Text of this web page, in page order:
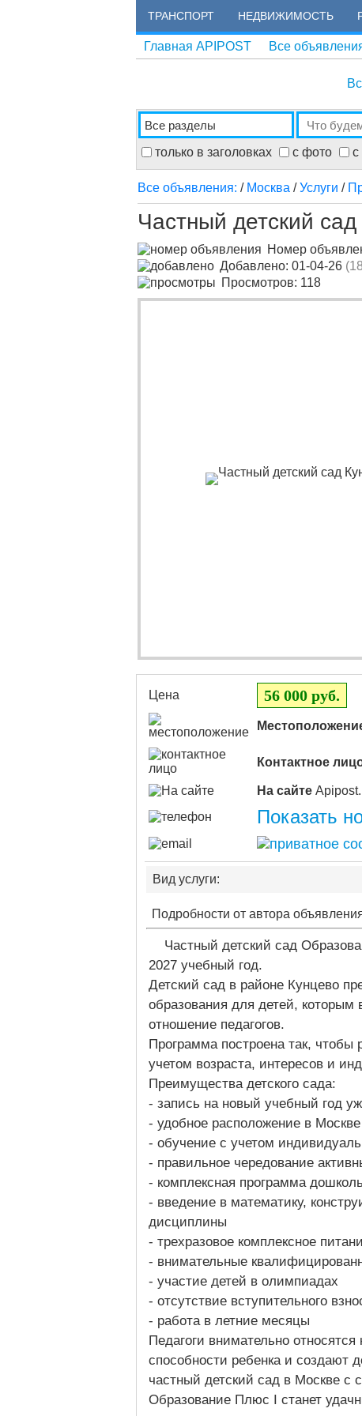
ТРАНСПОРТ НЕДВИЖИМОСТЬ
Главная APIPOST Все
только в заголовках с фото с
Все объявления: / Москва /Услуги /
Частный детский
Номер
Добавлено: 01-04-26
Просмотров: 118
Цена 56 000 руб.
Контактное
На сайте
Показать
Вид услуги:
Подробности от автора
Частный детский сад
2027 учебный год.
Детский сад в районе Кунцево
образования для детей,
отношение педагогов.
Программа построена так, чтобы
учетом возраста, интересов и
Преимущества детского сада:
- запись на новый учебный год
- удобное расположение в Москве
- обучение с учетом
- правильное чередование
- комплексная программа
- введение в математику,
дисциплины
- трехразовое комплексное
- внимательные
- участие детей в олимпиадах
- отсутствие вступительного
- работа в летние месяцы
Педагоги внимательно
способности ребенка и создают
частный детский сад в Москве
Образование Плюс I станет